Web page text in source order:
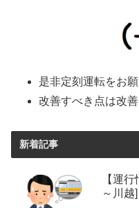
是非定刻運転をお願
改善すべき点は改善
新着記事
【運
～川越